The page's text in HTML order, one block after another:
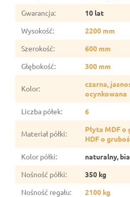
Gwarancja:
10 lat
Wysokość:
2200 mm
Szerokość:
600 mm
Głębokość: 300 mm
Kolor:
czarna,
ocynkowana
Liczba półek: 6
Materiał półki:
Płyta MDF o
HDF o
Kolor półki:
naturalny,
Nośność półki:
350 kg
Nośność regału:
2100 kg